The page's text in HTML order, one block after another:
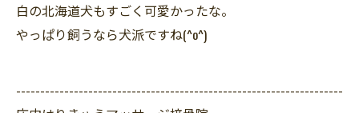
白の北海道犬もすごく可愛かったな。
やっぱり飼うなら犬派ですね(^o^)
--------------------------------------------------------------------